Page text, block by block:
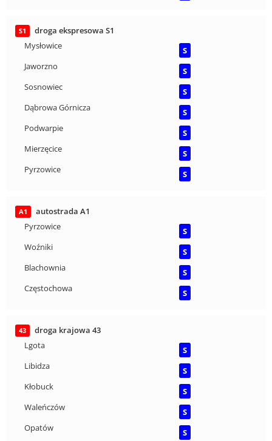
S1
droga ekspresowa S1
Mysłowice
S
Jaworzno
S
Sosnowiec
S
Dąbrowa Górnicza
S
Podwarpie
S
Mierzęcice
S
Pyrzowice
S
A1
autostrada A1
Pyrzowice
S
Woźniki
S
Blachownia
S
Częstochowa
S
43
droga krajowa 43
Lgota
S
Libidza
S
Kłobuck
S
Waleńczów
S
Opatów
S